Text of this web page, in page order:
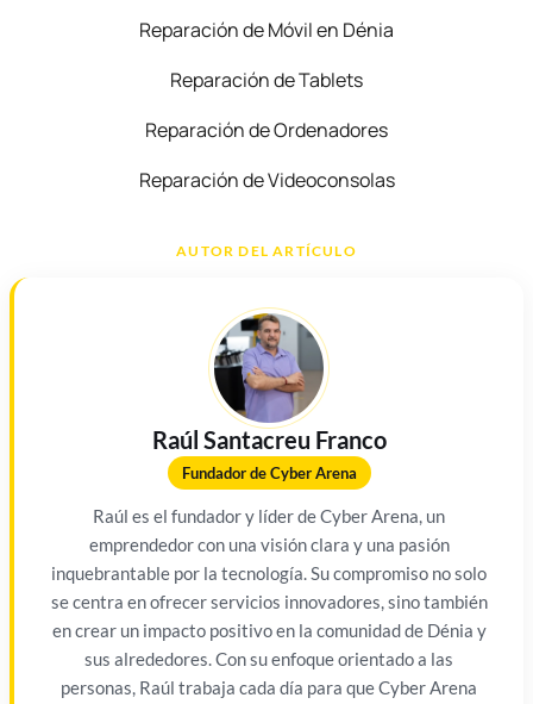
Reparación de Móvil en Dénia
Reparación de Tablets
Reparación de Ordenadores
Reparación de Videoconsolas
AUTOR DEL ARTÍCULO
Raúl Santacreu Franco
Fundador de Cyber Arena
Raúl es el fundador y líder de Cyber Arena, un
emprendedor con una visión clara y una pasión
inquebrantable por la tecnología. Su compromiso no solo
se centra en ofrecer servicios innovadores, sino también
en crear un impacto positivo en la comunidad de Dénia y
sus alrededores. Con su enfoque orientado a las
personas, Raúl trabaja cada día para que Cyber Arena